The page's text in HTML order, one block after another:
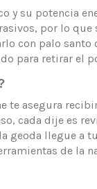
y su potencia
por lo
con palo
para retirar el
te asegura
cada dije es
llegue a
de la